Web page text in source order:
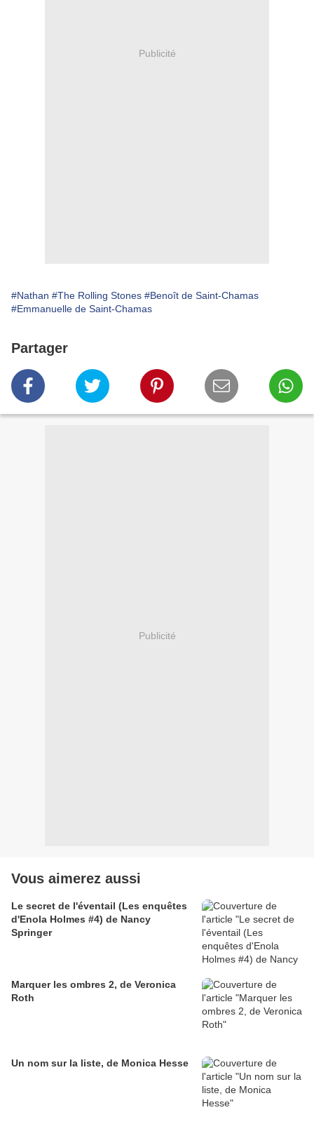
Publicité
#Nathan #The Rolling Stones #Benoît de Saint-Chamas
#Emmanuelle de Saint-Chamas
Partager
Publicité
Vous aimerez aussi
Le secret de l'éventail (Les enquêtes
d'Enola Holmes #4) de Nancy
Springer
Marquer les ombres 2, de Veronica
Roth
Un nom sur la liste, de Monica Hesse